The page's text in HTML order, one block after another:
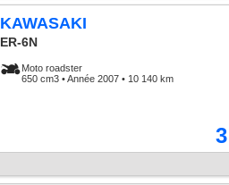
KAWASAKI
ER-6N
Moto roadster
650 cm3 • Année 2007 • 10 140 km